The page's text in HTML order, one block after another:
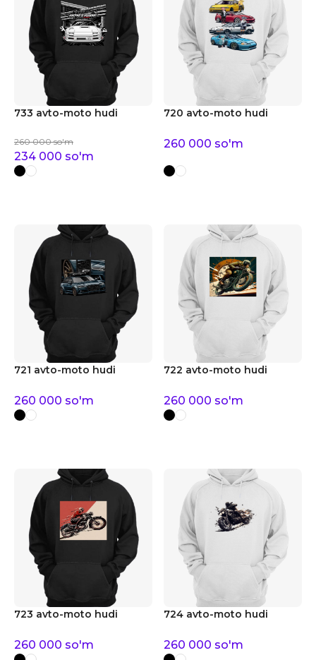
733 avto-moto hudi
260 000 so'm
234 000 so'm
720 avto-moto hudi
260 000 so'm
721 avto-moto hudi
260 000 so'm
722 avto-moto hudi
260 000 so'm
723 avto-moto hudi
260 000 so'm
724 avto-moto hudi
260 000 so'm